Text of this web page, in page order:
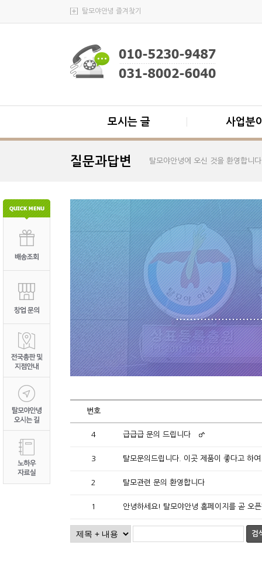
탈모야안녕 즐겨찾기
모시는 글 사업분
질문과답변 탈모야안녕에 오신 것을 환영합니
번호
4 급급급 문의 드립니다
3 탈모문의드립니다. 이곳 제품이 좋다고 하여
2 탈모관련 문의 환영합니다
1 안녕하세요! 탈모야안녕 홈페이지를 곧 오
검